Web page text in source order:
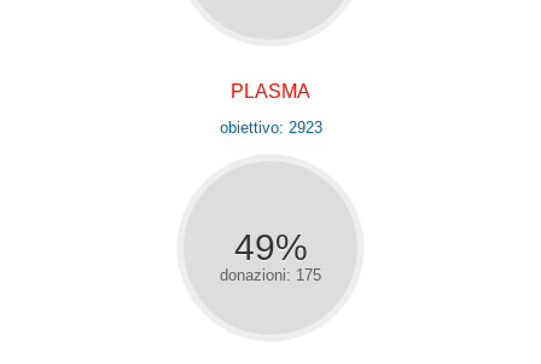
PLASMA
obiettivo: 2923
49%
donazioni: 175